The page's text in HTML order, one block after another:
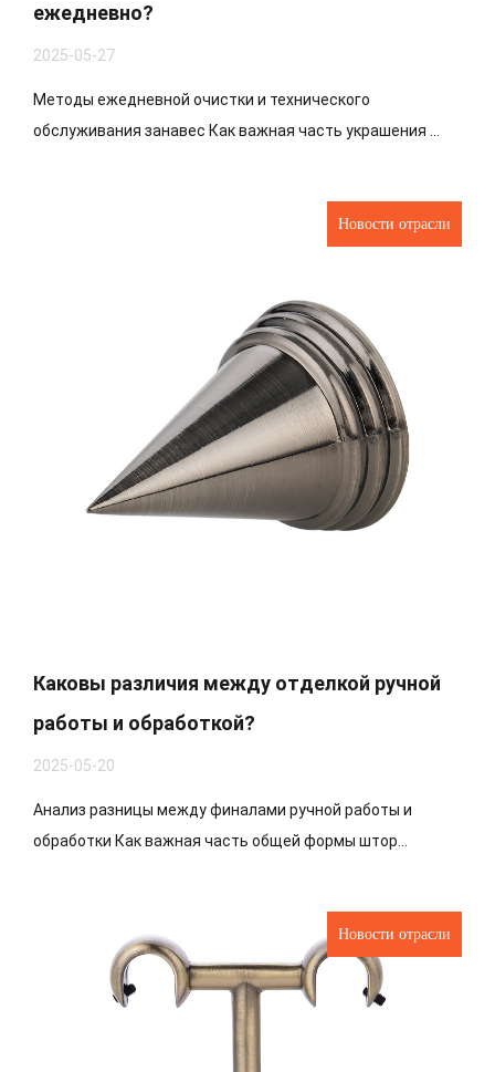
ежедневно?
2025-05-27
Методы ежедневной очистки и технического
обслуживания занавес Как важная часть украшения ...
Новости отрасли
Каковы различия между отделкой ручной
работы и обработкой?
2025-05-20
Анализ разницы между финалами ручной работы и
обработки Как важная часть общей формы штор...
Новости отрасли